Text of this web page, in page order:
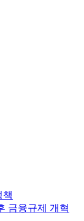
책
금융규제 개혁